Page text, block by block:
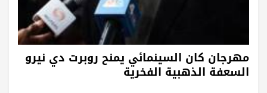
مهرجان كان السينمائي يمنح روبرت دي نيرو
السعفة الذهبية الفخرية